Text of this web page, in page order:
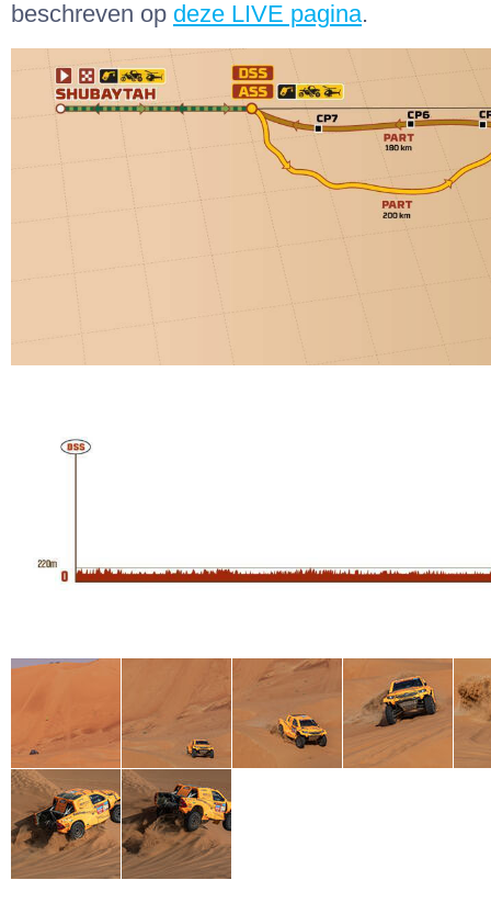
beschreven op deze LIVE pagina.